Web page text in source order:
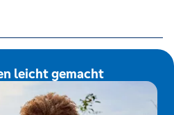
leicht gemacht